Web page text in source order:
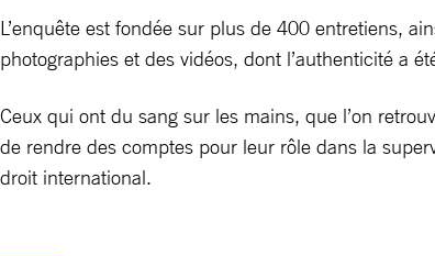
L’enquête est fondée sur plus de 400 entretiens,
photographies et des vidéos, dont l’authenticité a
Ceux qui ont du sang sur les mains, que l’on
de rendre des comptes pour leur rôle dans la
droit international.